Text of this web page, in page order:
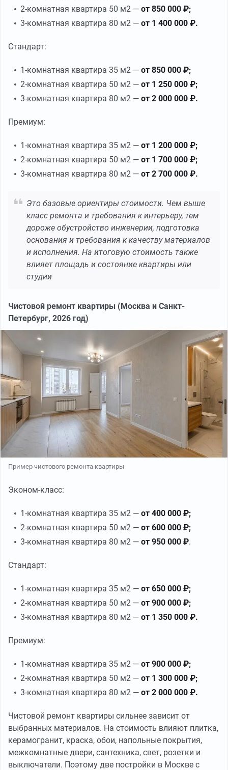
2-комнатная квартира 50 м2 — от 850 000 ₽;
3-комнатная квартира 80 м2 — от 1 400 000 ₽.
Стандарт:
1-комнатная квартира 35 м2 — от 850 000 ₽;
2-комнатная квартира 50 м2 — от 1 250 000 ₽;
3-комнатная квартира 80 м2 — от 2 000 000 ₽.
Премиум:
1-комнатная квартира 35 м2 — от 1 200 000 ₽;
2-комнатная квартира 50 м2 — от 1 700 000 ₽;
3-комнатная квартира 80 м2 — от 2 700 000 ₽.
Это базовые ориентиры стоимости. Чем выше
класс ремонта и требования к интерьеру, тем
дороже обустройство инженерии, подготовка
основания и требования к качеству материалов
и исполнения. На итоговую стоимость также
влияет площадь и состояние квартиры или
студии
Чистовой ремонт квартиры (Москва и Санкт-
Петербург, 2026 год)
Пример чистового ремонта квартиры
Эконом-класс:
1-комнатная квартира 35 м2 — от 400 000 ₽;
2-комнатная квартира 50 м2 — от 600 000 ₽;
3-комнатная квартира 80 м2 — от 950 000 ₽.
Стандарт:
1-комнатная квартира 35 м2 — от 650 000 ₽;
2-комнатная квартира 50 м2 — от 900 000 ₽;
3-комнатная квартира 80 м2 — от 1 350 000 ₽.
Премиум:
1-комнатная квартира 35 м2 — от 900 000 ₽;
2-комнатная квартира 50 м2 — от 1 300 000 ₽;
3-комнатная квартира 80 м2 — от 2 000 000 ₽.
Чистовой ремонт квартиры сильнее зависит от
выбранных материалов. На стоимость влияют плитка,
керамогранит, краска, обои, напольные покрытия,
межкомнатные двери, сантехника, свет, розетки и
выключатели. Поэтому две постройки в Москве с